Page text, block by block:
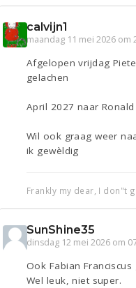
calvijn1
maandag 11 mei 2026 om
Afgelopen vrijdag
gelachen
April 2027 naar
Wil ook graag weer
ik gewèldig
Frankly my dear, I don"t
SunShine35
dinsdag 12 mei 2026 om
Ook Fabian Franciscus
Wel leuk, niet super.